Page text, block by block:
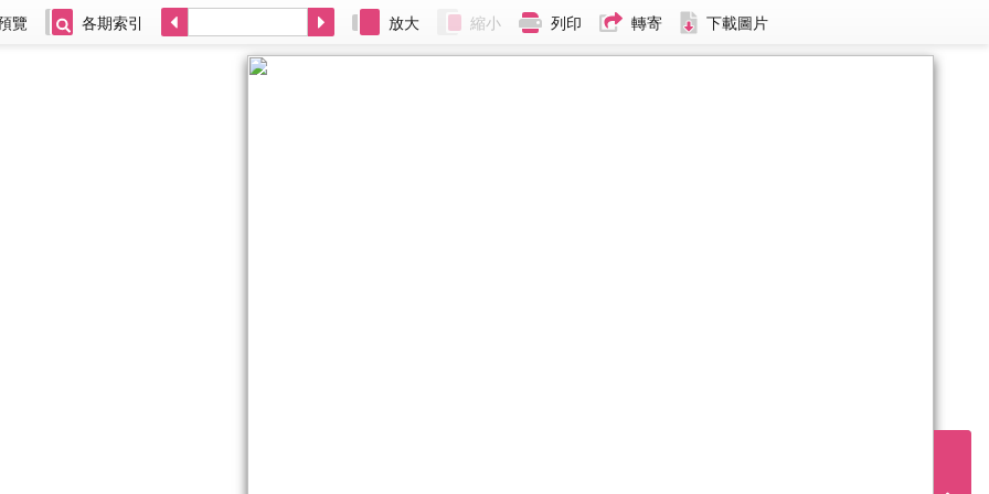
覽 各期索引 放大 縮小 列印 轉寄 下載圖片